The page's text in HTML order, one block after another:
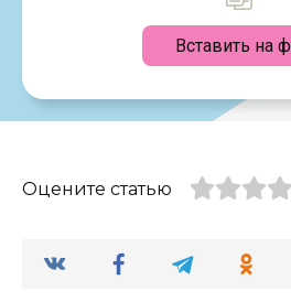
Вставить на
Оцените статью